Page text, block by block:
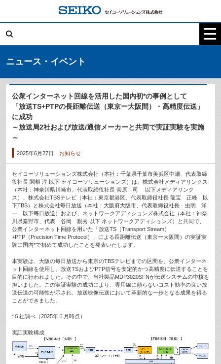
索:
ニュース・イベント
公衆インターネット回線を活用した国内初*の事例として
「放送TS+PTPの長距離伝送（東京ー大阪間）・高精度伝送」
に成功
～放送局2社および放送/通信メーカーと共同で実証実験を実施
～
2025年6月27日 お知らせ
セイコーソリューションズ株式会社（本社：千葉県千葉市美浜区中瀬、代表取締
役社長 関根 淳 以下 セイコーソリューションズ）は、株式会社メディアリンクス
（本社：神奈川県川崎市、代表取締役社長 菅原 司 以下メディアリンク
ス）、株式会社TBSテレビ（本社：東京都港区、代表取締役社長 龍宝 正峰 以
下TBS）と株式会社毎日放送（本社：大阪府大阪市、代表取締役社長 虫明 洋
一 以下毎日放送）および、ネットワークアディションズ株式会社（本社：神奈
川県秦野市、代表 谷岡 親秀 以下 ネットワークアディションズ）と共同で、
公衆インターネット回線を用いた「放送TS（Transport Stream）
+PTP（Precision Time Protocol）」による長距離伝送（東京ー大阪間）の実証実
験に国内*で初めて成功したことを発表いたします。
本実験は、大阪の毎日放送から東京のTBSテレビまでの区間を、公衆インターネ
ット回線を使用し、放送TSおよびPTP信号を安定的かつ高精度に伝送することを
目的に行われました。その中で、当社製品MDP3020SFNが伝送システムの中核を
担いました。この実証実験の成功により、専用線に頼らないコスト効率の良い放
送伝送の可能性が示され、放送映像伝送において革新的な一歩となる成果を得る
ことができました。
*５社調べ（2025年５月時点）
実証実験構成